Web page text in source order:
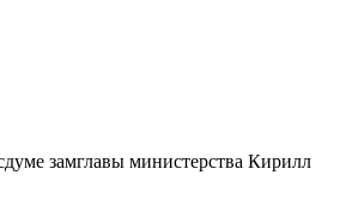
замглавы министерства Кирилл